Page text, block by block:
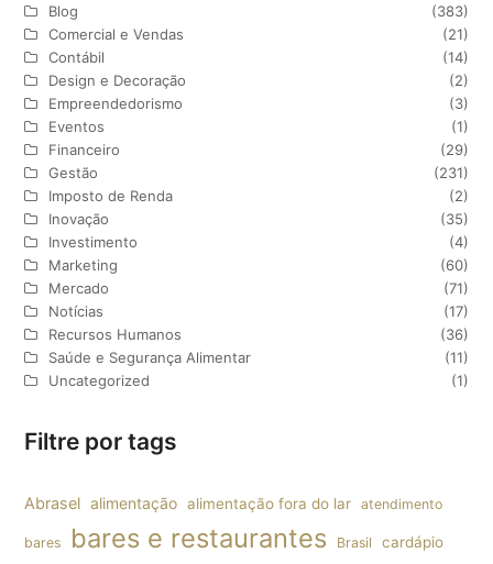
Blog
(383)
Comercial e Vendas
(21)
Contábil
(14)
Design e Decoração
(2)
Empreendedorismo
(3)
Eventos
(1)
Financeiro
(29)
Gestão
(231)
Imposto de Renda
(2)
Inovação
(35)
Investimento
(4)
Marketing
(60)
Mercado
(71)
Notícias
(17)
Recursos Humanos
(36)
Saúde e Segurança Alimentar
(11)
Uncategorized
(1)
Filtre por tags
Abrasel alimentação alimentação fora do lar atendimento
bares bares e restaurantes Brasil cardápio